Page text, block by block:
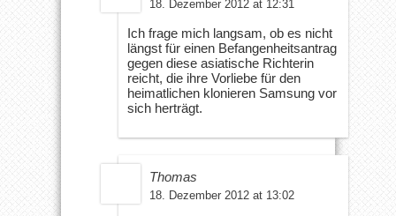
18. Dezember 2012 at 12:31
Ich frage mich langsam, ob es nicht
längst für einen Befangenheitsantrag
gegen diese asiatische Richterin
reicht, die ihre Vorliebe für den
heimatlichen klonieren Samsung vor
sich herträgt.
Thomas
18. Dezember 2012 at 13:02